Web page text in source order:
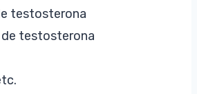
testosterona
testosterona